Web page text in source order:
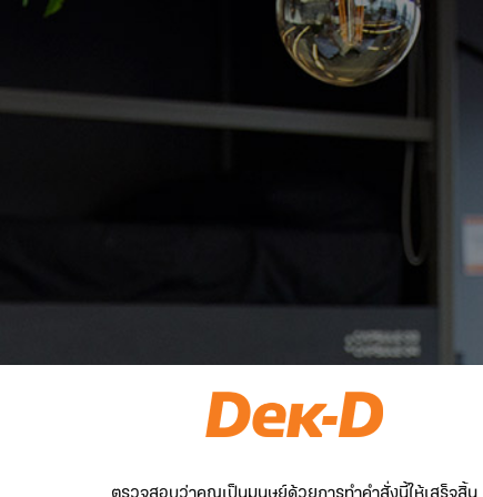
ตรวจสอบว่าคุณเป็นมนุษย์ด้วยการทำคำสั่งนี้ให้เสร็จสิ้น